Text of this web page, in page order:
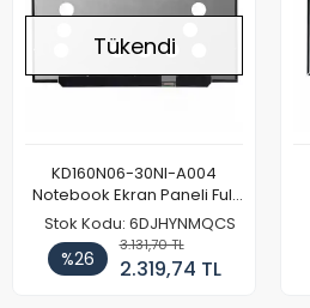
Tükendi
KD160N06-30NI-A004
Notebook Ekran Paneli Full
HD
Stok Kodu: 6DJHYNMQCS
%26
3.131,70 TL
2.319,74 TL